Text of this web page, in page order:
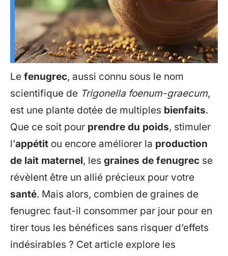
Le fenugrec, aussi connu sous le nom
scientifique de Trigonella foenum-graecum,
est une plante dotée de multiples bienfaits.
Que ce soit pour prendre du poids, stimuler
l’appétit ou encore améliorer la production
de lait maternel, les graines de fenugrec se
révèlent être un allié précieux pour votre
santé. Mais alors, combien de graines de
fenugrec faut-il consommer par jour pour en
tirer tous les bénéfices sans risquer d’effets
indésirables ? Cet article explore les